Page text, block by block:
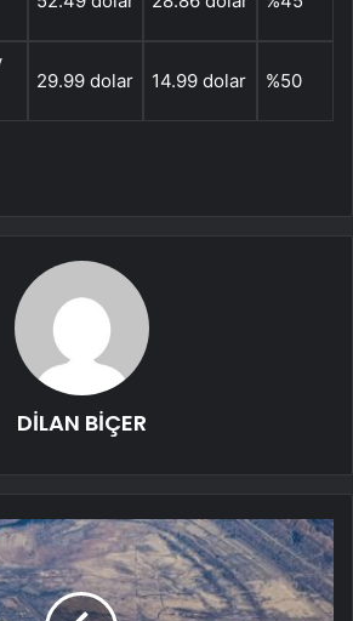
29.99 dolar 14.99 dolar %50
DİLAN BİÇER